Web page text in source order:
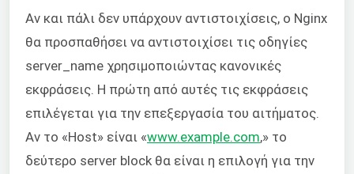
Αν και πάλι δεν υπάρχουν αντιστοιχίσεις, ο Nginx
θα προσπαθήσει να αντιστοιχίσει τις οδηγίες
server_name χρησιμοποιώντας κανονικές
εκφράσεις. Η πρώτη από αυτές τις εκφράσεις
επιλέγεται για την επεξεργασία του αιτήματος.
Αν το «Host» είναι «www.example.com,» το
δεύτερο server block θα είναι η επιλογή για την